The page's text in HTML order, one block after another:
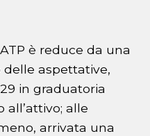
è reduce da una
aspettative,
in graduatoria
all’attivo; alle
arrivata una